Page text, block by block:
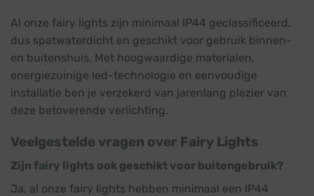
Al onze fairy lights zijn minimaal IP44 geclassificeerd,
dus spatwaterdicht en geschikt voor gebruik binnen-
en buitenshuis. Met hoogwaardige materialen,
energiezuinige led-technologie en eenvoudige
installatie ben je verzekerd van jarenlang plezier van
deze betoverende verlichting.
Veelgestelde vragen over Fairy Lights
Zijn fairy lights ook geschikt voor buitengebruik?
Ja, al onze fairy lights hebben minimaal een IP44